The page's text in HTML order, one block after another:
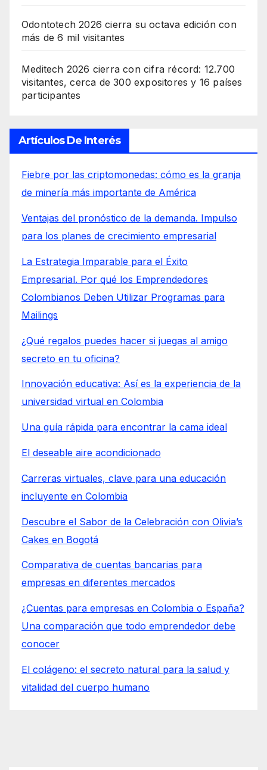
Odontotech 2026 cierra su octava edición con
más de 6 mil visitantes
Meditech 2026 cierra con cifra récord: 12.700
visitantes, cerca de 300 expositores y 16 países
participantes
Artículos De Interés
Fiebre por las criptomonedas: cómo es la granja
de minería más importante de América
Ventajas del pronóstico de la demanda. Impulso
para los planes de crecimiento empresarial
La Estrategia Imparable para el Éxito
Empresarial. Por qué los Emprendedores
Colombianos Deben Utilizar Programas para
Mailings
¿Qué regalos puedes hacer si juegas al amigo
secreto en tu oficina?
Innovación educativa: Así es la experiencia de la
universidad virtual en Colombia
Una guía rápida para encontrar la cama ideal
El deseable aire acondicionado
Carreras virtuales, clave para una educación
incluyente en Colombia
Descubre el Sabor de la Celebración con Olivia’s
Cakes en Bogotá
Comparativa de cuentas bancarias para
empresas en diferentes mercados
¿Cuentas para empresas en Colombia o España?
Una comparación que todo emprendedor debe
conocer
El colágeno: el secreto natural para la salud y
vitalidad del cuerpo humano